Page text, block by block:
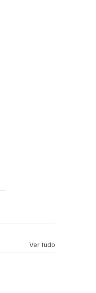
Ver tudo